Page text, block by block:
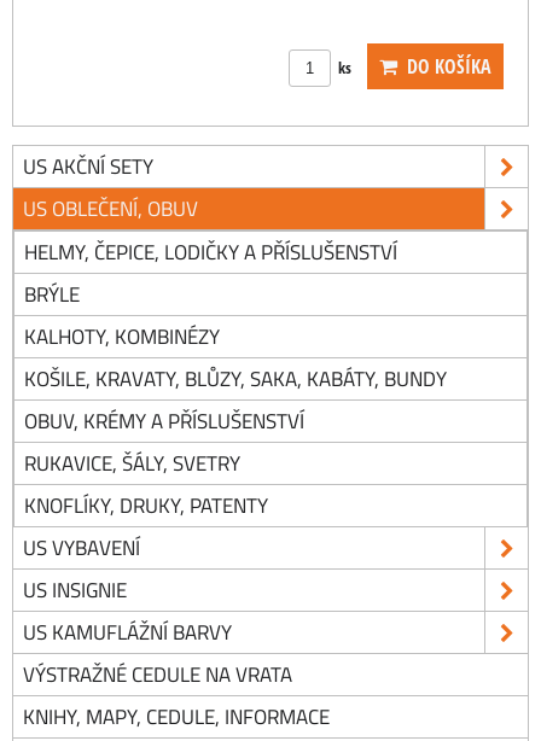
ks DO KOŠÍKA
US AKČNÍ SETY
US OBLEČENÍ, OBUV
HELMY, ČEPICE, LODIČKY A PŘÍSLUŠENSTVÍ
BRÝLE
KALHOTY, KOMBINÉZY
KOŠILE, KRAVATY, BLŮZY, SAKA, KABÁTY, BUNDY
OBUV, KRÉMY A PŘÍSLUŠENSTVÍ
RUKAVICE, ŠÁLY, SVETRY
KNOFLÍKY, DRUKY, PATENTY
US VYBAVENÍ
US INSIGNIE
US KAMUFLÁŽNÍ BARVY
VÝSTRAŽNÉ CEDULE NA VRATA
KNIHY, MAPY, CEDULE, INFORMACE